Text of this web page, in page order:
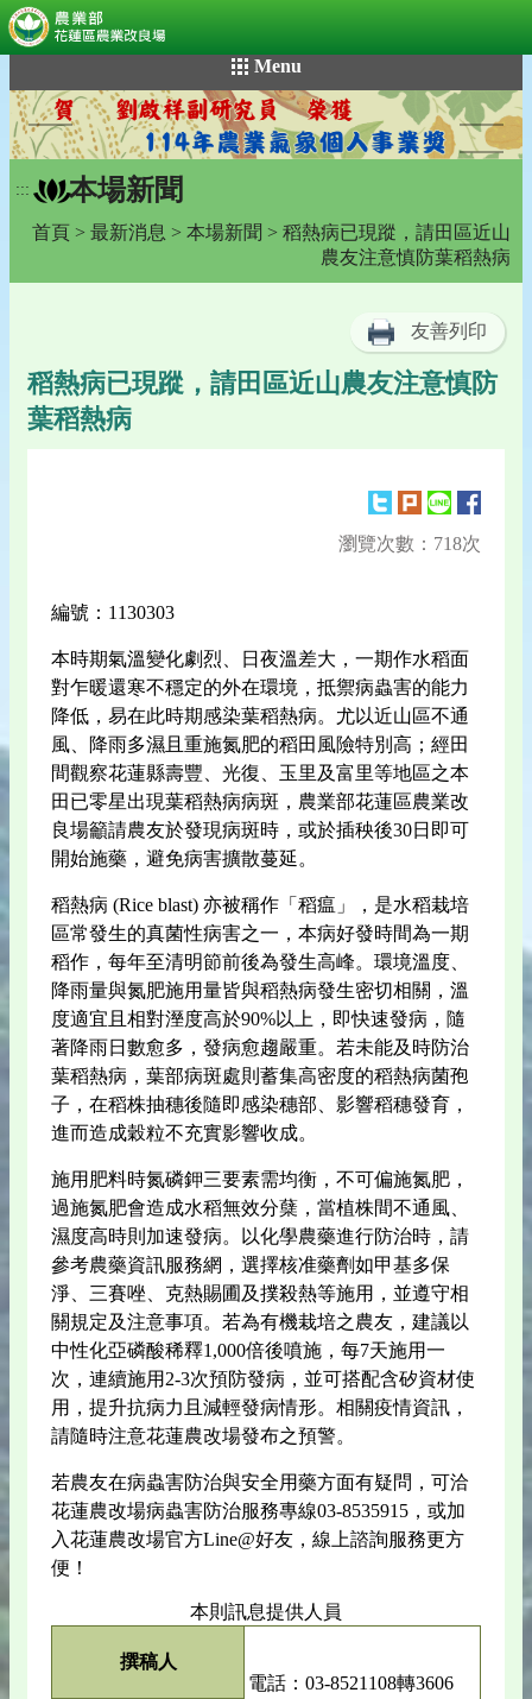
到
主
要
內
容
Menu
::: 本場新聞
首頁 > 最新消息 > 本場新聞 > 稻熱病已現蹤，請田區近山
農友注意慎防葉稻熱病
友善列印
稻熱病已現蹤，請田區近山農友注意慎防
葉稻熱病
瀏覽次數：718次
編號：1130303
本時期氣溫變化劇烈、日夜溫差大，一期作水稻面
對乍暖還寒不穩定的外在環境，抵禦病蟲害的能力
降低，易在此時期感染葉稻熱病。尤以近山區不通
風、降雨多濕且重施氮肥的稻田風險特別高；經田
間觀察花蓮縣壽豐、光復、玉里及富里等地區之本
田已零星出現葉稻熱病病斑，農業部花蓮區農業改
良場籲請農友於發現病斑時，或於插秧後30日即可
開始施藥，避免病害擴散蔓延。
稻熱病 (Rice blast) 亦被稱作「稻瘟」，是水稻栽培
區常發生的真菌性病害之一，本病好發時間為一期
稻作，每年至清明節前後為發生高峰。環境溫度、
降雨量與氮肥施用量皆與稻熱病發生密切相關，溫
度適宜且相對溼度高於90%以上，即快速發病，隨
著降雨日數愈多，發病愈趨嚴重。若未能及時防治
葉稻熱病，葉部病斑處則蓄集高密度的稻熱病菌孢
子，在稻株抽穗後隨即感染穗部、影響稻穗發育，
進而造成穀粒不充實影響收成。
施用肥料時氮磷鉀三要素需均衡，不可偏施氮肥，
過施氮肥會造成水稻無效分蘖，當植株間不通風、
濕度高時則加速發病。以化學農藥進行防治時，請
參考農藥資訊服務網，選擇核准藥劑如甲基多保
淨、三賽唑、克熱賜圃及撲殺熱等施用，並遵守相
關規定及注意事項。若為有機栽培之農友，建議以
中性化亞磷酸稀釋1,000倍後噴施，每7天施用一
次，連續施用2-3次預防發病，並可搭配含矽資材使
用，提升抗病力且減輕發病情形。相關疫情資訊，
請隨時注意花蓮農改場發布之預警。
若農友在病蟲害防治與安全用藥方面有疑問，可洽
花蓮農改場病蟲害防治服務專線03-8535915，或加
入花蓮農改場官方Line@好友，線上諮詢服務更方
便！
本則訊息提供人員
撰稿人
電話：03-8521108轉3606